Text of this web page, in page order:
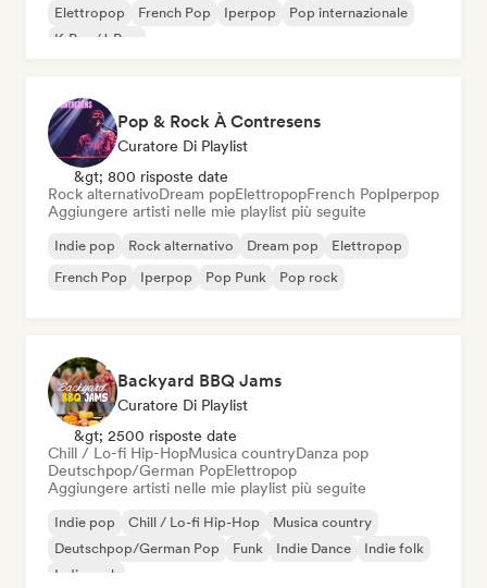
Elettropop
French Pop Iperpop
Pop internazionale
K-Pop/J-Pop
Pop & Rock À Contresens
Curatore Di Playlist
&gt; 800 risposte date
Rock alternativoDream popElettropopFrench PopIperpop
Aggiungere artisti nelle mie playlist più seguite
Indie pop Rock alternativo Dream pop
Elettropop
French Pop
Iperpop Pop Punk Pop rock
Backyard BBQ Jams
Curatore Di Playlist
&gt; 2500 risposte date
Chill / Lo-fi Hip-HopMusica countryDanza pop
Deutschpop/German PopElettropop
Aggiungere artisti nelle mie playlist più seguite
Indie pop Chill / Lo-fi Hip-Hop
Musica country
Deutschpop/German Pop
Funk Indie Dance
Indie folk
Indie rock